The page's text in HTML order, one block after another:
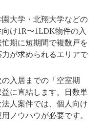
大学・北翔大学などの
け1R〜1LDK物件の入
期に短期間で複数戸を
が求められるエリアで
入居までの「空室期
に直結します。日数単
人案件では、個人向け
ノウハウが必要です。